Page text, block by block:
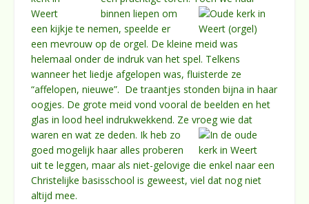
binnen liepen om
een kijkje te nemen, speelde er
een mevrouw op de orgel. De kleine meid was
helemaal onder de indruk van het spel. Telkens
wanneer het liedje afgelopen was, fluisterde ze
“affelopen, nieuwe”. De traantjes stonden bijna in haar
oogjes. De grote meid vond vooral de beelden en het
glas in lood heel indrukwekkend. Ze vroeg wie dat
waren en wat ze deden. Ik heb zo
goed mogelijk haar alles proberen
uit te leggen, maar als niet-gelovige die enkel naar een
Christelijke basisschool is geweest, viel dat nog niet
altijd mee.